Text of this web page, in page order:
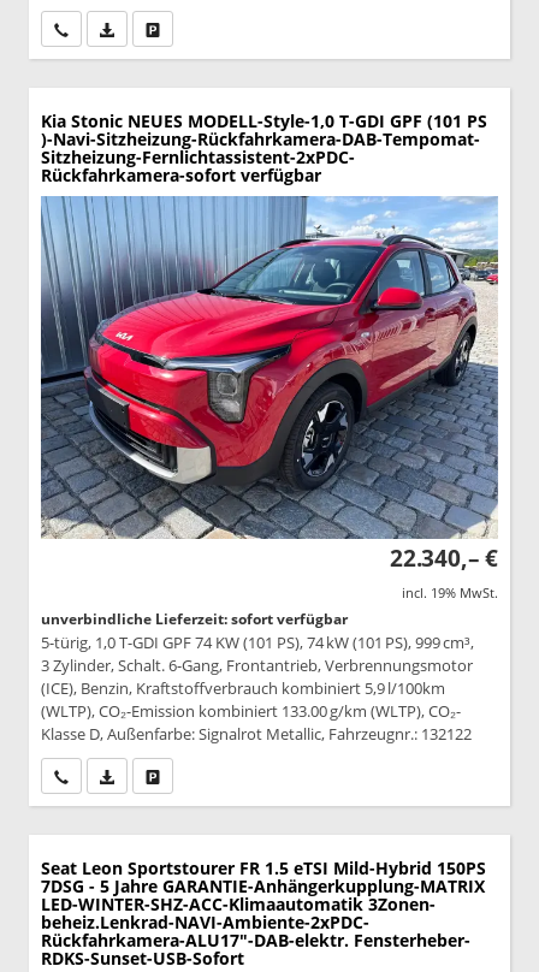
Wir rufen Sie anPDF-Datei, Fahrzeugexposé drucken
Kia Stonic NEUES MODELL-Style-1,0 T-GDI GPF (101 PS
)-Navi-Sitzheizung-Rückfahrkamera-DAB-Tempomat-
Sitzheizung-Fernlichtassistent-2xPDC-
Rückfahrkamera-sofort verfügbar
22.340,– €
incl. 19% MwSt.
unverbindliche Lieferzeit: sofort verfügbar
5-türig, 1,0 T-GDI GPF 74 KW (101 PS), 74 kW (101 PS), 999 cm³,
3 Zylinder, Schalt. 6-Gang, Frontantrieb, Verbrennungsmotor
(ICE), Benzin, Kraftstoffverbrauch kombiniert 5,9 l/100km
(WLTP), CO₂-Emission kombiniert 133.00 g/km (WLTP), CO₂-
Klasse D, Außenfarbe: Signalrot Metallic, Fahrzeugnr.: 132122
Wir rufen Sie anPDF-Datei, Fahrzeugexposé drucken
Seat Leon Sportstourer FR 1.5 eTSI Mild-Hybrid 150PS
7DSG - 5 Jahre GARANTIE-Anhängerkupplung-MATRIX
LED-WINTER-SHZ-ACC-Klimaautomatik 3Zonen-
beheiz.Lenkrad-NAVI-Ambiente-2xPDC-
Rückfahrkamera-ALU17"-DAB-elektr. Fensterheber-
RDKS-Sunset-USB-Sofort